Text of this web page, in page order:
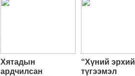
Хятадын
ардчилсан
“Хүний
түгээмэл